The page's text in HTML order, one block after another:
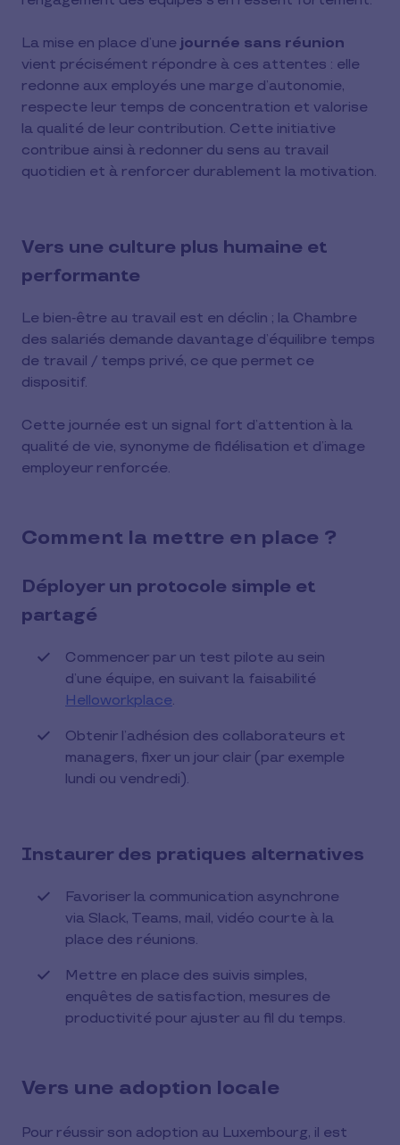
La mise en place d’une journée sans réunion
vient précisément répondre à ces attentes : elle
redonne aux employés une marge d’autonomie,
respecte leur temps de concentration et valorise
la qualité de leur contribution. Cette initiative
contribue ainsi à redonner du sens au travail
quotidien et à renforcer durablement la motivation.
Vers une culture plus humaine et
performante
Le bien‑être au travail est en déclin ; la Chambre
des salariés demande davantage d’équilibre temps
de travail / temps privé, ce que permet ce
dispositif.
Cette journée est un signal fort d’attention à la
qualité de vie, synonyme de fidélisation et d’image
employeur renforcée.
Comment la mettre en place ?
Déployer un protocole simple et
partagé
Commencer par un test pilote au sein
d’une équipe, en suivant la faisabilité
Helloworkplace.
Obtenir l’adhésion des collaborateurs et
managers, fixer un jour clair (par exemple
lundi ou vendredi).
Instaurer des pratiques alternatives
Favoriser la communication asynchrone
via Slack, Teams, mail, vidéo courte à la
place des réunions.
Mettre en place des suivis simples,
enquêtes de satisfaction, mesures de
productivité pour ajuster au fil du temps.
Vers une adoption locale
Pour réussir son adoption au Luxembourg, il est